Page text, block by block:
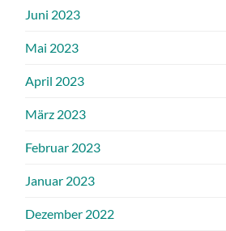
Juni 2023
Mai 2023
April 2023
März 2023
Februar 2023
Januar 2023
Dezember 2022